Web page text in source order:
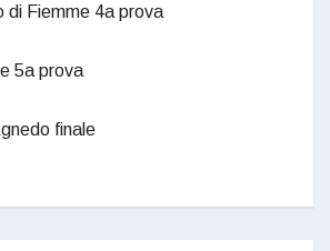
di Fiemme 4a prova
5a prova
finale